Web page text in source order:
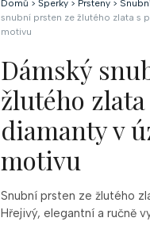
Domů > Šperky > Prsteny >
snubní prsten ze žlutého zlata s
motivu
Dámský
žlutého
diamanty v
motivu
Snubní prsten ze žlutého
Hřejivý, elegantní a ručně